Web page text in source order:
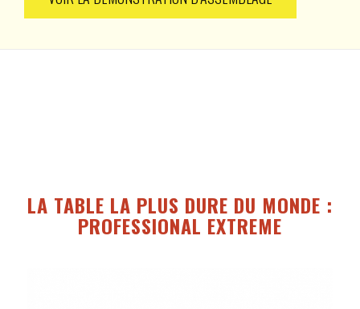
LA TABLE LA PLUS DURE DU MONDE :
PROFESSIONAL EXTREME